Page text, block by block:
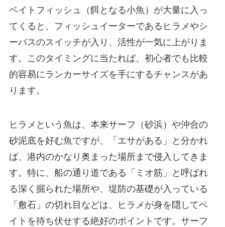
ベイトフィッシュ（餌となる小魚）が大量に入っ
てくると、フィッシュイーターであるヒラメやシ
ーバスのスイッチが入り、活性が一気に上がりま
す。このタイミングに当たれば、初心者でも比較
的容易にランカーサイズを手にするチャンスがあ
ります。
ヒラメという魚は、本来サーフ（砂浜）や沖合の
砂泥底を好む魚ですが、「エサがある」と分かれ
ば、港内のかなり奥まった場所まで侵入してきま
す。特に、船の通り道である「ミオ筋」と呼ばれ
る深く掘られた場所や、堤防の基礎が入っている
「敷石」の切れ目などは、ヒラメが身を隠してベ
イトを待ち伏せする絶好のポイントです。サーフ